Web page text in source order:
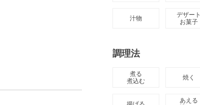
汁物
デザート
お菓子
調理法
煮る
煮込む
焼く
あえる